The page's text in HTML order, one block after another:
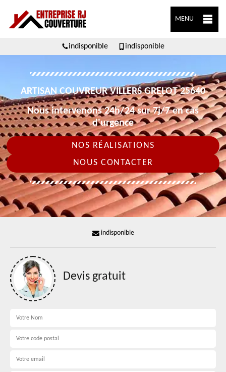
MENU
indisponible indisponible
ARTISAN COUVREUR VILLERS GRELOT 25640
Nous intervenons 24h/24 sur 7j/7 en cas
d'urgence
NOS RÉALISATIONS
NOUS CONTACTER
indisponible
Devis gratuit